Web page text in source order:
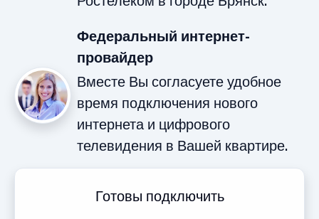
Федеральный интернет-
провайдер
Вместе Вы согласуете удобное
время подключения нового
интернета и цифрового
телевидения в Вашей квартире.
Готовы подключить